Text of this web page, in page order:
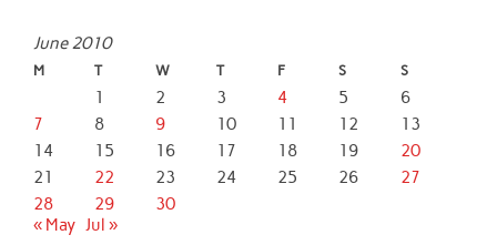
June 2010
M T W T F S S
1 2 3 4 5
6
7
8 9 10 11 12
13
14
15 16 17 18 19
20
21
22 23 24 25 26
27
28
29
30
« May Jul »